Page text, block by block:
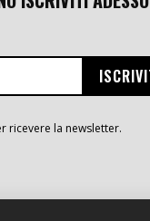
ricevere la newsletter.